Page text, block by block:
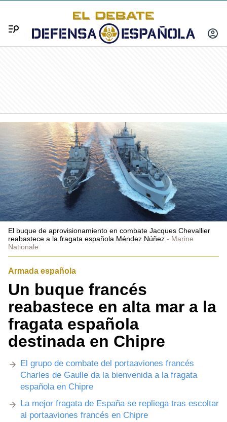
INICIAR
Menú
El buque de aprovisionamiento en combate Jacques Chevallier
reabastece a la fragata española Méndez Núñez
Marine
Nationale
Armada española
Un buque francés
reabastece en alta mar a la
fragata española
destinada en Chipre
El grupo de combate del portaaviones francés
Charles de Gaulle da la bienvenida a la fragata
española en Chipre
La mejor fragata de España se repliega tras escoltar
al portaaviones francés en Chipre